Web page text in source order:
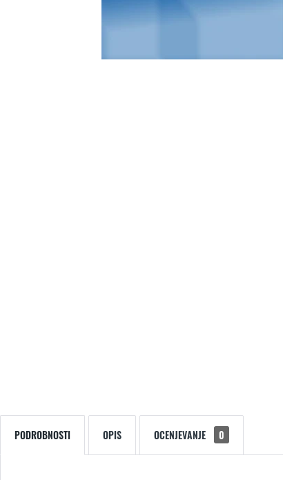
PODROBNOSTI OPIS OCENJEVANJE 0